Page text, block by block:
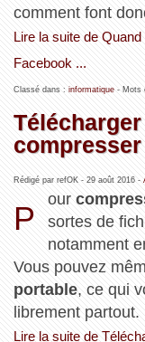
comment font
Lire la suite de
Facebook ...
Classé dans : informatique- Mots
Rédigé par refOK - 29 août 2016-
P
our
sortes de
notamment
Vous pouvez
portable, ce qui
librement partout.
Lire la suite de